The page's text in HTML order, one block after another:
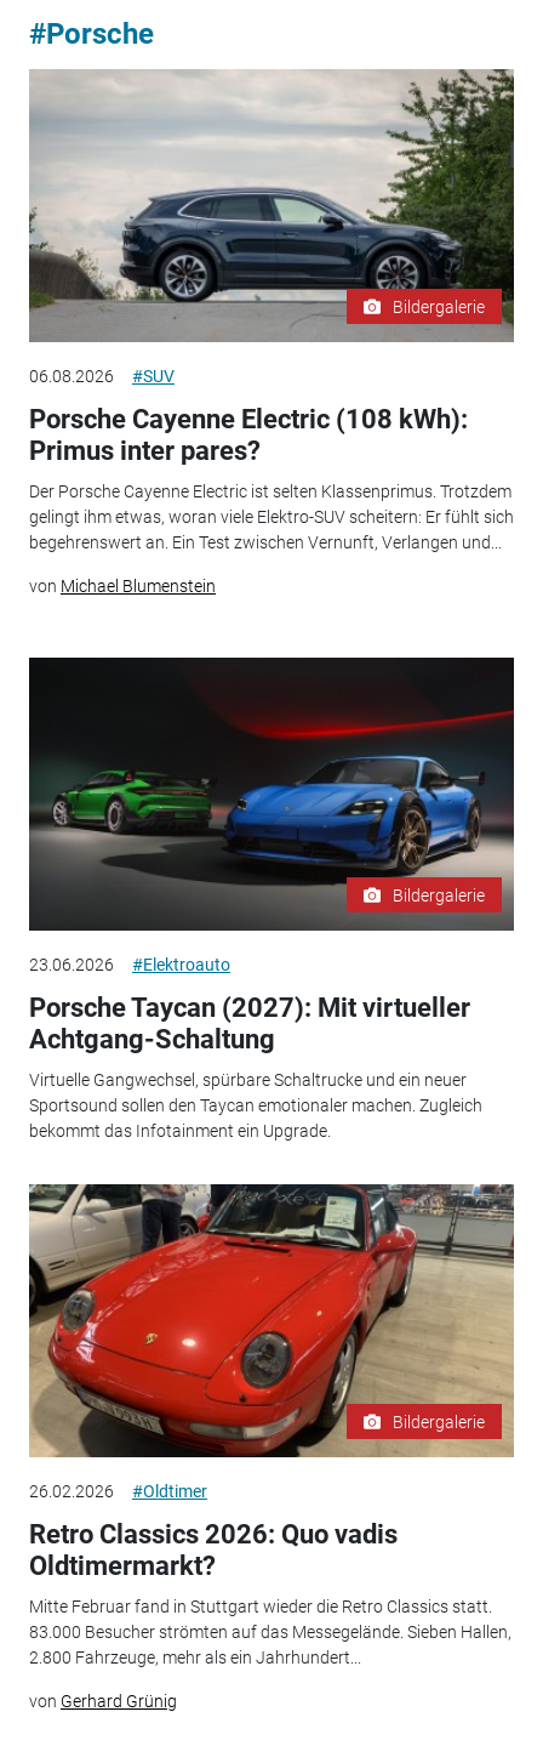
#Porsche
Bildergalerie
06.08.2026 #SUV
Porsche Cayenne Electric (108 kWh):
Primus inter pares?
Der Porsche Cayenne Electric ist selten Klassenprimus. Trotzdem
gelingt ihm etwas, woran viele Elektro-SUV scheitern: Er fühlt sich
begehrenswert an. Ein Test zwischen Vernunft, Verlangen und...
von Michael Blumenstein
Bildergalerie
23.06.2026 #Elektroauto
Porsche Taycan (2027): Mit virtueller
Achtgang-Schaltung
Virtuelle Gangwechsel, spürbare Schaltrucke und ein neuer
Sportsound sollen den Taycan emotionaler machen. Zugleich
bekommt das Infotainment ein Upgrade.
Bildergalerie
26.02.2026 #Oldtimer
Retro Classics 2026: Quo vadis
Oldtimermarkt?
Mitte Februar fand in Stuttgart wieder die Retro Classics statt.
83.000 Besucher strömten auf das Messegelände. Sieben Hallen,
2.800 Fahrzeuge, mehr als ein Jahrhundert...
von Gerhard Grünig